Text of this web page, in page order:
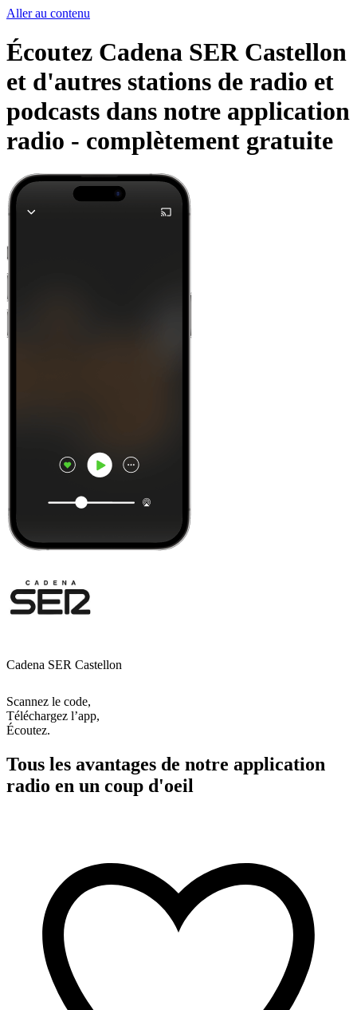
Aller au contenu
Écoutez Cadena SER Castellon
et d'autres stations de radio et
podcasts dans notre application
radio - complètement gratuite
Cadena SER Castellon
Scannez le code,
Téléchargez l’app,
Écoutez.
Tous les avantages de notre application
radio en un coup d'oeil